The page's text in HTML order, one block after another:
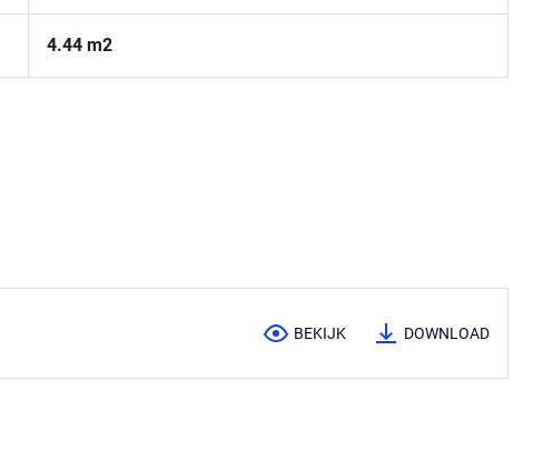
4.44 m2
BEKIJK DOWNLOAD